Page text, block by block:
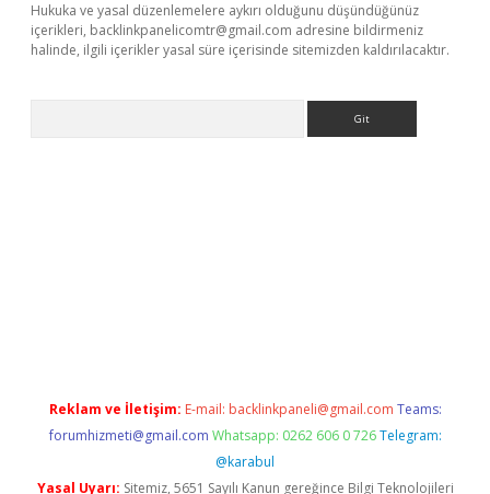
Hukuka ve yasal düzenlemelere aykırı olduğunu düşündüğünüz
içerikleri, backlinkpanelicomtr@gmail.com adresine bildirmeniz
halinde, ilgili içerikler yasal süre içerisinde sitemizden kaldırılacaktır.
Reklam ve İletişim: E-mail: backlinkpaneli@gmail.com Teams:
forumhizmeti@gmail.com Whatsapp: 0262 606 0 726 Telegram:
@karabul
Yasal Uyarı: Sitemiz, 5651 Sayılı Kanun gereğince Bilgi Teknolojileri